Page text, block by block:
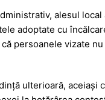
alesul
adoptate cu
persoanele vizate
ulterioară,